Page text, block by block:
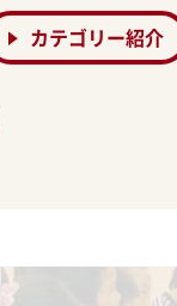
カテゴリー紹介